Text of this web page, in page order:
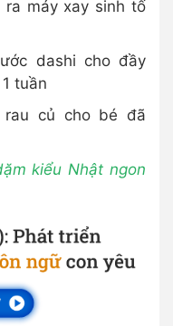
ra máy xay sinh tố
dashi cho đầy
tuần
rau củ cho bé đã
kiểu Nhật ngon